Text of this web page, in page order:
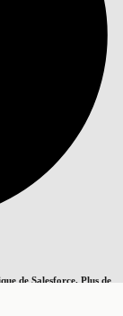
de Salesforce. Plus de
Rechercher